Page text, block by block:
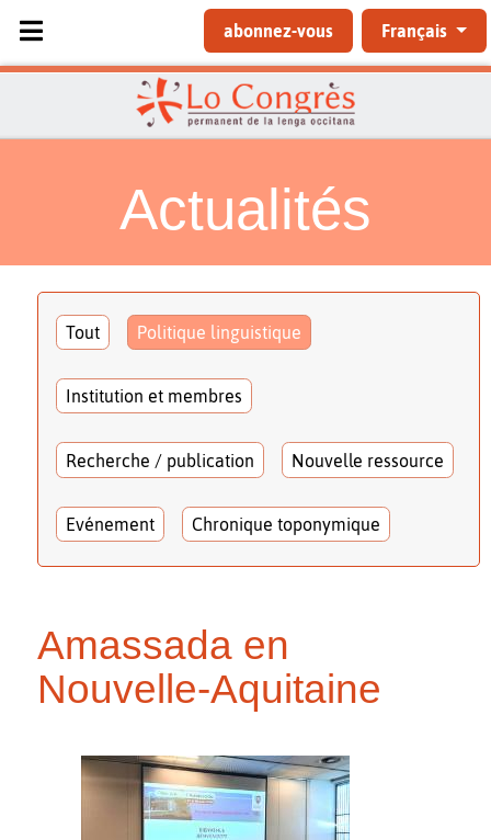
Sélectionnez votre langue
abonnez-vous Français
Actualités
Tout Politique linguistique
Institution et membres
Recherche / publication Nouvelle ressource
Evénement Chronique toponymique
Amassada en
Nouvelle-Aquitaine